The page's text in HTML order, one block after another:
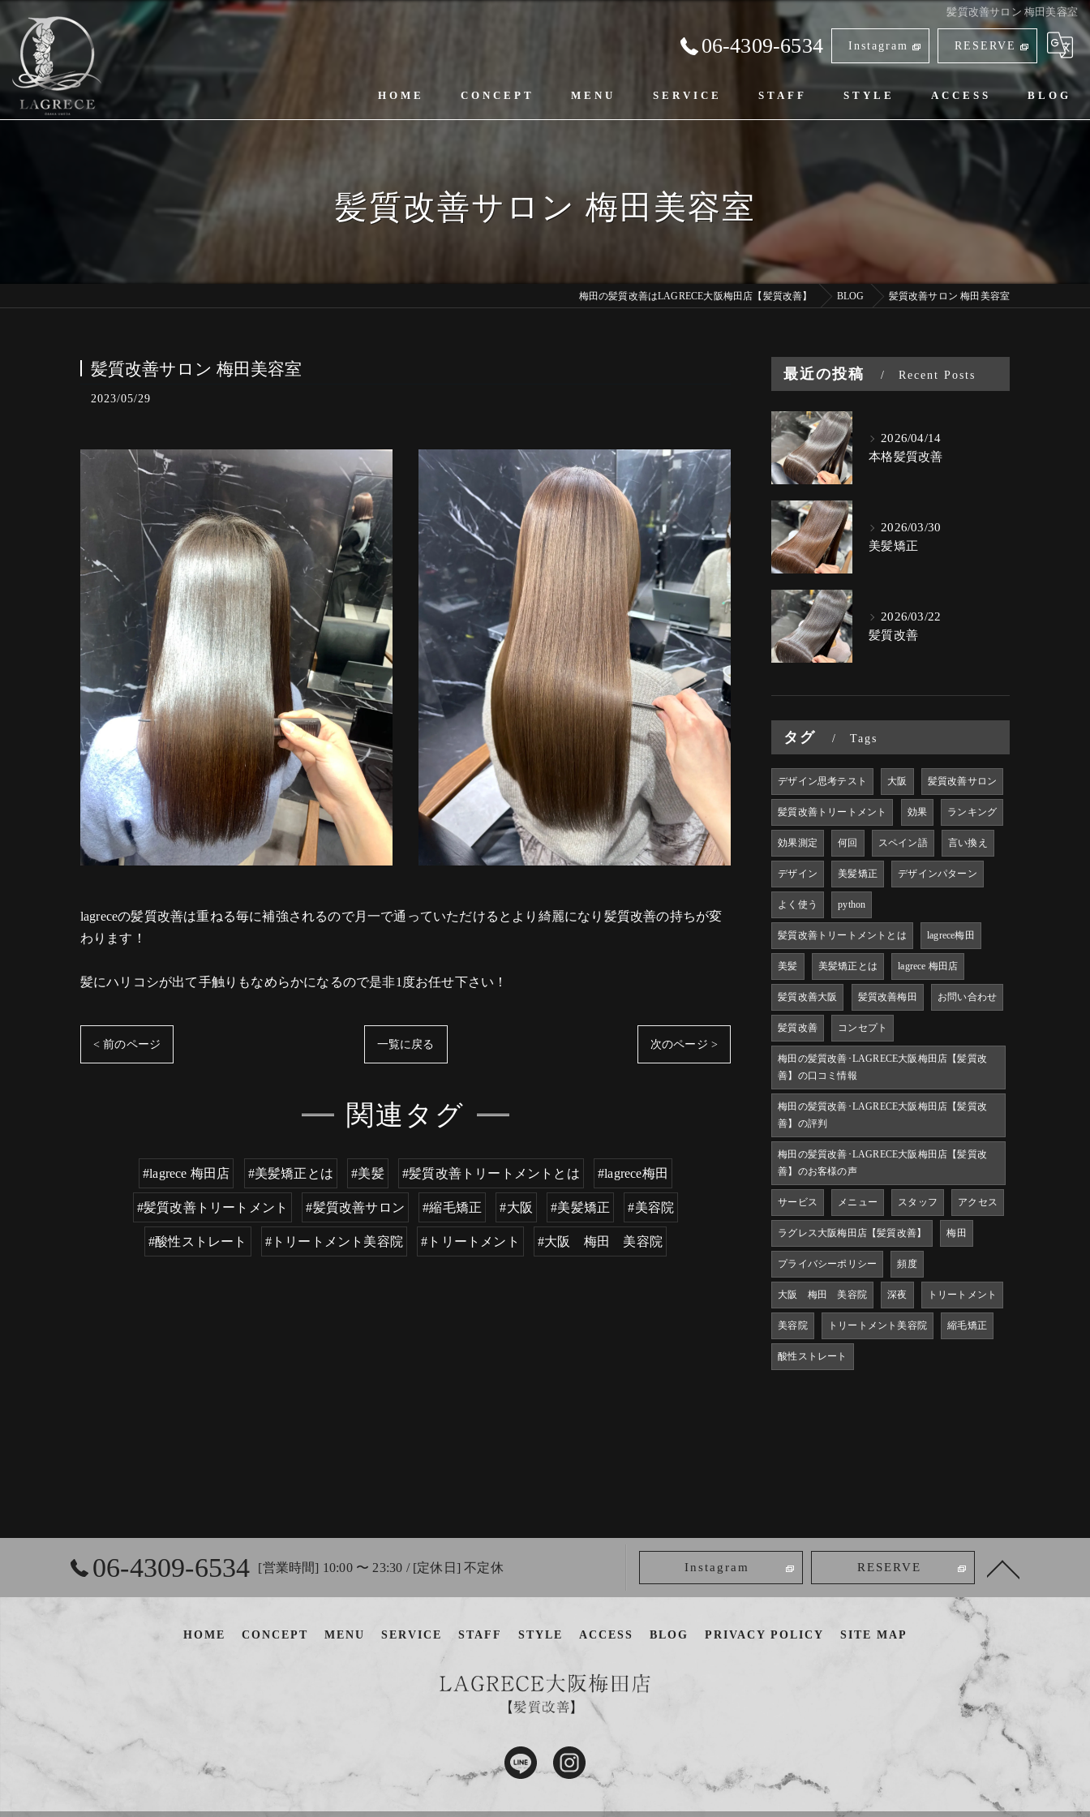
髪質改善サロン 梅田美容室
06-4309-6534 Instagram RESERVE
HOME CONCEPT MENU SERVICE STAFF STYLE ACCESS BLOG
髪質改善サロン 梅田美容室
梅田の髪質改善はLAGRECE大阪梅田店【髪質改善】 BLOG 髪質改善サロン 梅田美容室
髪質改善サロン 梅田美容室
2023/05/29
lagreceの髪質改善は重ねる毎に補強されるので月一で通っていただけるとより綺麗になり髪質改善の持ちが変
わります！
髪にハリコシが出て手触りもなめらかになるので是非1度お任せ下さい！
< 前のページ 一覧に戻る 次のページ >
関連タグ
#lagrece 梅田店 #美髪矯正とは #美髪 #髪質改善トリートメントとは #lagrece梅田
#髪質改善トリートメント #髪質改善サロン #縮毛矯正 #大阪 #美髪矯正 #美容院
#酸性ストレート #トリートメント美容院 #トリートメント #大阪 梅田 美容院
最近の投稿 Recent Posts
2026/04/14
本格髪質改善
2026/03/30
美髪矯正
2026/03/22
髪質改善
タグ Tags
デザイン思考テスト 大阪 髪質改善サロン
髪質改善トリートメント 効果 ランキング
効果測定 何回 スペイン語 言い換え
デザイン 美髪矯正 デザインパターン
よく使う python
髪質改善トリートメントとは lagrece梅田
美髪 美髪矯正とは lagrece 梅田店
髪質改善大阪 髪質改善梅田 お問い合わせ
髪質改善 コンセプト
梅田の髪質改善･LAGRECE大阪梅田店【髪質改
善】の口コミ情報
梅田の髪質改善･LAGRECE大阪梅田店【髪質改
善】の評判
梅田の髪質改善･LAGRECE大阪梅田店【髪質改
善】のお客様の声
サービス メニュー スタッフ アクセス
ラグレス大阪梅田店【髪質改善】 梅田
プライバシーポリシー 頻度
大阪 梅田 美容院 深夜 トリートメント
美容院 トリートメント美容院 縮毛矯正
酸性ストレート
06-4309-6534 [営業時間] 10:00 〜 23:30 / [定休日] 不定休 Instagram RESERVE
HOME CONCEPT MENU SERVICE STAFF STYLE ACCESS BLOG PRIVACY POLICY SITE MAP